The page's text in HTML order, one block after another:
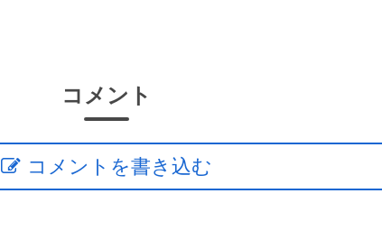
コメント
コメントを書き込む